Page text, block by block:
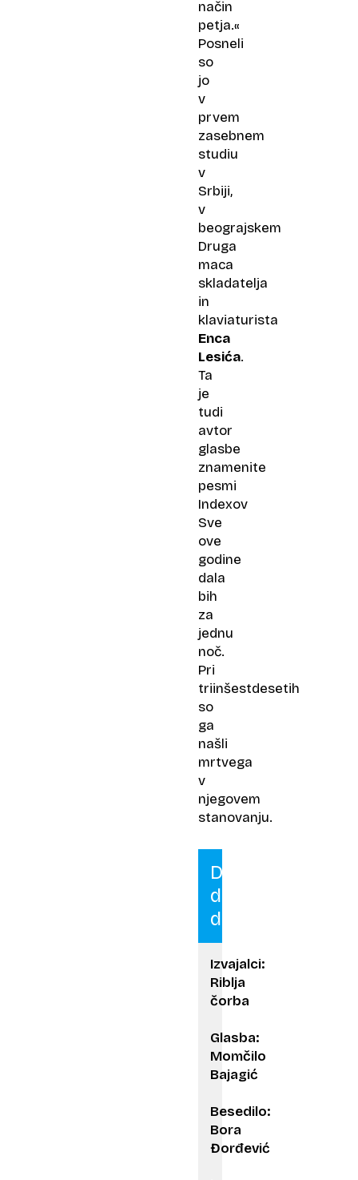
način
petja.«
Posneli
so
jo
v
prvem
zasebnem
studiu
v
Srbiji,
v
beograjskem
Druga
maca
skladatelja
in
klaviaturista
Enca
Lesića.
Ta
je
tudi
avtor
glasbe
znamenite
pesmi
Indexov
Sve
ove
godine
dala
bih
za
jednu
noč.
Pri
triinšestdesetih
so
ga
našli
mrtvega
v
njegovem
stanovanju.
Dva
dinara
druže
Izvajalci:
Riblja
čorba
Glasba:
Momčilo
Bajagić
Besedilo:
Bora
Đorđević